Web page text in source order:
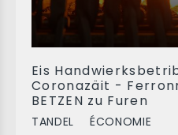
Eis
Coronazäit -
BETZEN zu Furen
TANDEL ÉCONOMIE